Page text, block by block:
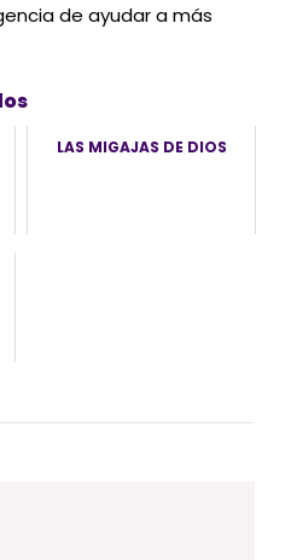
de ayudar a más
LAS MIGAJAS DE DIOS